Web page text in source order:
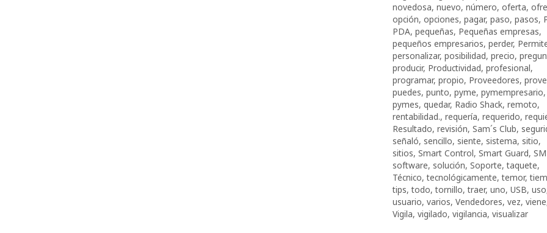
novedosa, nuevo, número, oferta,
opción, opciones, pagar, paso, pasos,
PDA, pequeñas, Pequeñas empresas,
pequeños empresarios, perder,
personalizar, posibilidad, precio,
producir, Productividad, profesional,
programar, propio, Proveedores,
puedes, punto, pyme, pymempresario,
pymes, quedar, Radio Shack, remoto,
rentabilidad., requería, requerido,
Resultado, revisión, Sam´s Club,
señaló, sencillo, siente, sistema, sitio,
sitios, Smart Control, Smart Guard,
software, solución, Soporte,taquete,
Técnico,tecnológicamente,temor,
tips,todo,tornillo,traer, uno, USB, uso
usuario, varios, Vendedores, vez, viene
Vigila, vigilado, vigilancia, visualizar